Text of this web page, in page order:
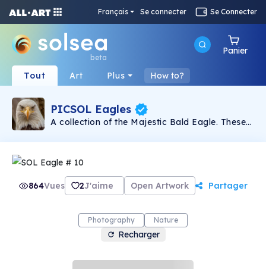
Français Se connecter Se Connecter
beta
Panier
Tout Art Plus How to?
PICSOL Eagles
A collection of the Majestic Bald Eagle. These
giving them historic value.. The future is bright !
this world a better place. We will always pay it
forward.
864Vues 2J'aime Open Artwork Partager
Photography Nature
Recharger